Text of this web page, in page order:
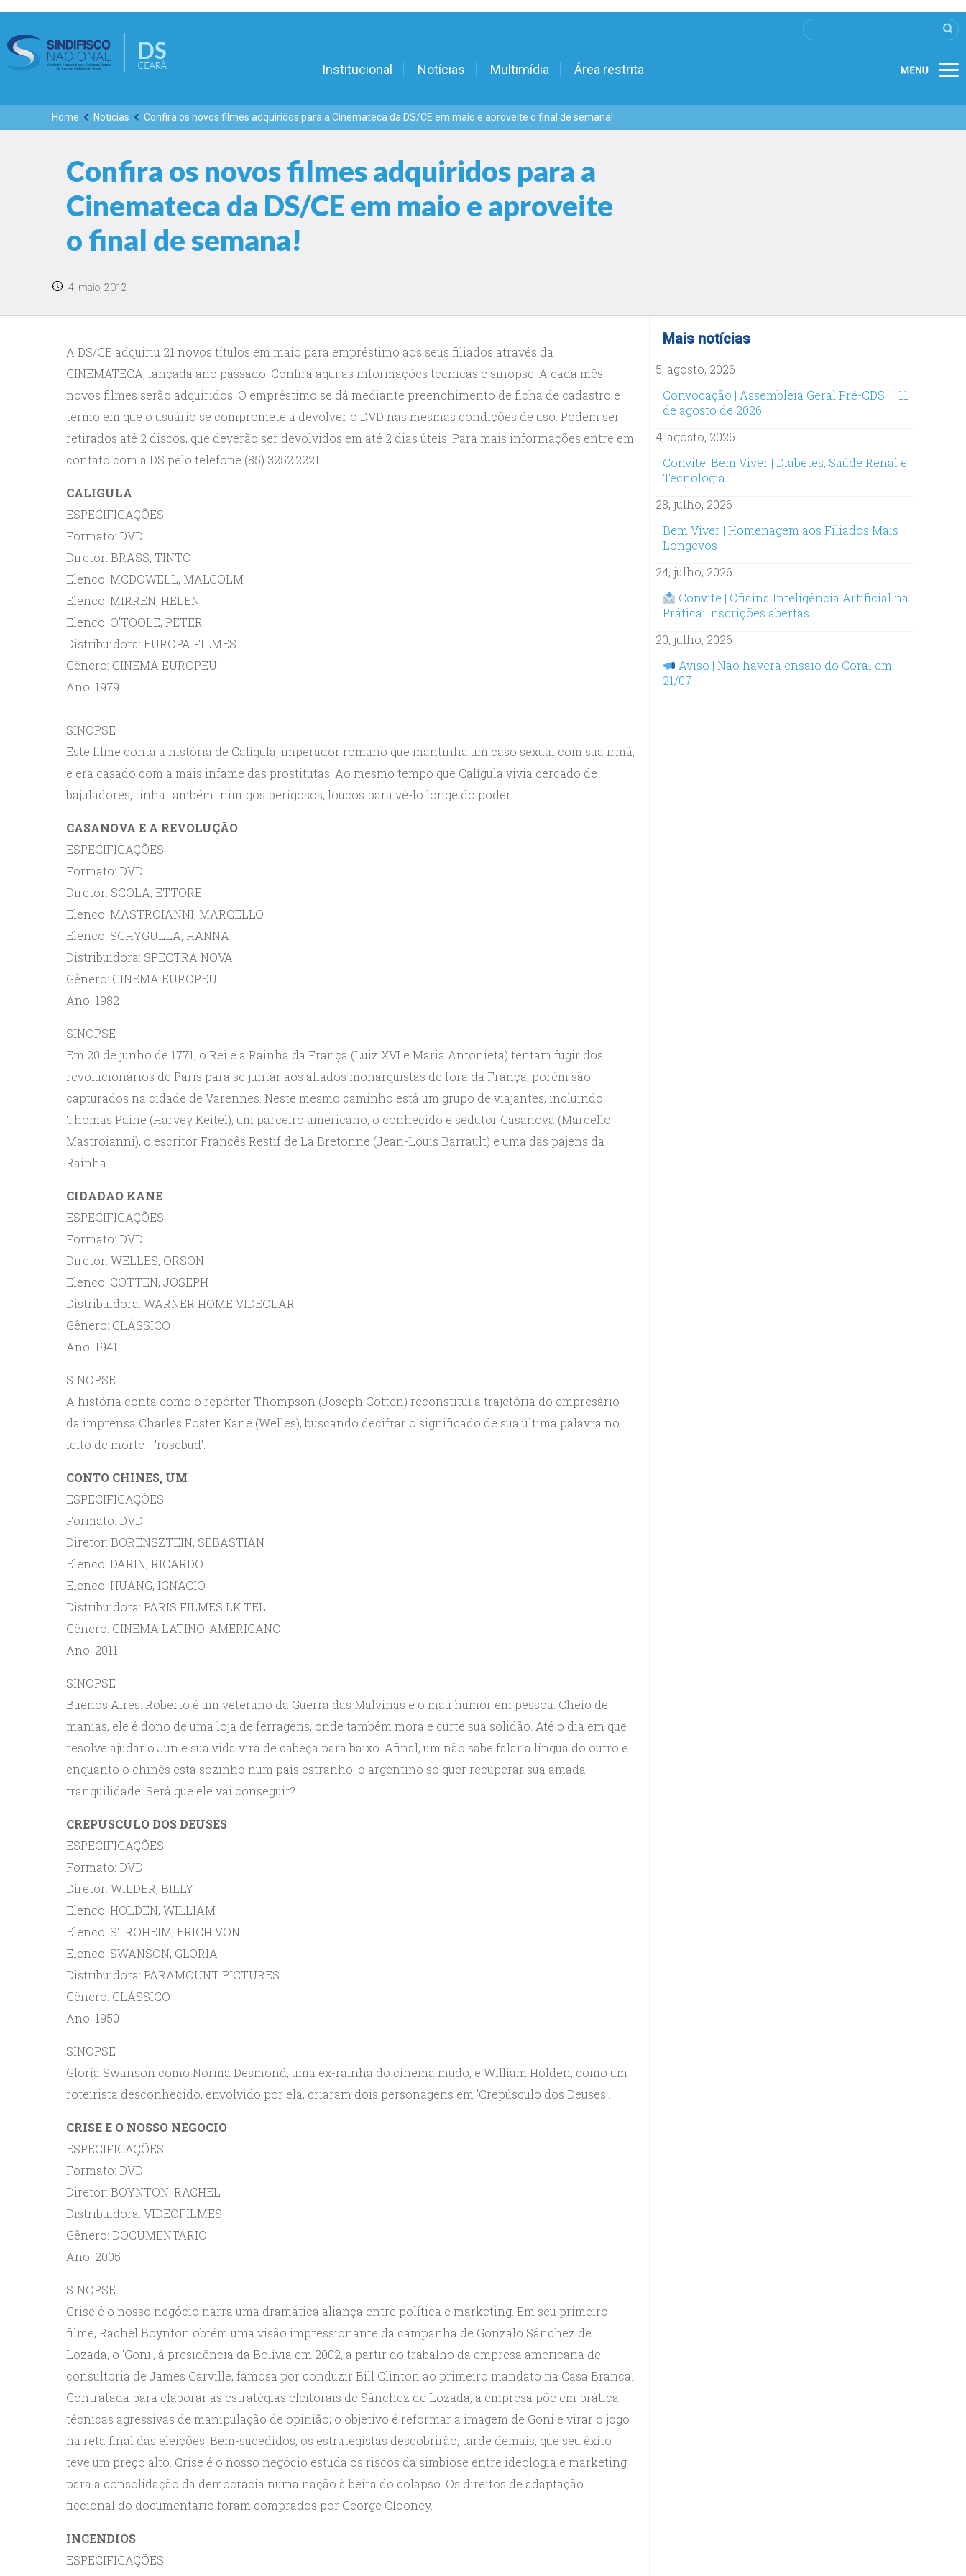
Institucional Notícias Multimídia Área restrita
Home Notícias Confira os novos filmes adquiridos para a Cinemateca da DS/CE em maio e aproveite o final de semana!
Confira os novos filmes adquiridos para a
Cinemateca da DS/CE em maio e aproveite
o final de semana!
4, maio, 2012
A DS/CE adquiriu 21 novos títulos em maio para empréstimo aos seus filiados através da
CINEMATECA, lançada ano passado. Confira aqui as informações técnicas e sinopse. A cada mês
novos filmes serão adquiridos. O empréstimo se dá mediante preenchimento de ficha de cadastro e
termo em que o usuário se compromete a devolver o DVD nas mesmas condições de uso. Podem ser
retirados até 2 discos, que deverão ser devolvidos em até 2 dias úteis. Para mais informações entre em
contato com a DS pelo telefone (85) 3252.2221.
CALIGULA
ESPECIFICAÇÕES
Formato: DVD
Diretor: BRASS, TINTO
Elenco: MCDOWELL, MALCOLM
Elenco: MIRREN, HELEN
Elenco: O'TOOLE, PETER
Distribuidora: EUROPA FILMES
Gênero: CINEMA EUROPEU
Ano: 1979
SINOPSE
Este filme conta a história de Calígula, imperador romano que mantinha um caso sexual com sua irmã,
e era casado com a mais infame das prostitutas. Ao mesmo tempo que Calígula vivia cercado de
bajuladores, tinha também inimigos perigosos, loucos para vê-lo longe do poder.
CASANOVA E A REVOLUÇÃO
ESPECIFICAÇÕES
Formato: DVD
Diretor: SCOLA, ETTORE
Elenco: MASTROIANNI, MARCELLO
Elenco: SCHYGULLA, HANNA
Distribuidora: SPECTRA NOVA
Gênero: CINEMA EUROPEU
Ano: 1982
SINOPSE
Em 20 de junho de 1771, o Rei e a Rainha da França (Luiz XVI e Maria Antonieta) tentam fugir dos
revolucionários de Paris para se juntar aos aliados monarquistas de fora da França; porém são
capturados na cidade de Varennes. Neste mesmo caminho está um grupo de viajantes, incluindo
Thomas Paine (Harvey Keitel), um parceiro americano, o conhecido e sedutor Casanova (Marcello
Mastroianni), o escritor Francês Restif de La Bretonne (Jean-Louis Barrault) e uma das pajens da
Rainha.
CIDADAO KANE
ESPECIFICAÇÕES
Formato: DVD
Diretor: WELLES, ORSON
Elenco: COTTEN, JOSEPH
Distribuidora: WARNER HOME VIDEOLAR
Gênero: CLÁSSICO
Ano: 1941
SINOPSE
A história conta como o repórter Thompson (Joseph Cotten) reconstitui a trajetória do empresário
da imprensa Charles Foster Kane (Welles), buscando decifrar o significado de sua última palavra no
leito de morte - 'rosebud'.
CONTO CHINES, UM
ESPECIFICAÇÕES
Formato: DVD
Diretor: BORENSZTEIN, SEBASTIAN
Elenco: DARIN, RICARDO
Elenco: HUANG, IGNACIO
Distribuidora: PARIS FILMES LK TEL
Gênero: CINEMA LATINO-AMERICANO
Ano: 2011
SINOPSE
Buenos Aires. Roberto é um veterano da Guerra das Malvinas e o mau humor em pessoa. Cheio de
manias, ele é dono de uma loja de ferragens, onde também mora e curte sua solidão. Até o dia em que
resolve ajudar o Jun e sua vida vira de cabeça para baixo. Afinal, um não sabe falar a língua do outro e
enquanto o chinês está sozinho num país estranho, o argentino só quer recuperar sua amada
tranquilidade. Será que ele vai conseguir?
CREPUSCULO DOS DEUSES
ESPECIFICAÇÕES
Formato: DVD
Diretor: WILDER, BILLY
Elenco: HOLDEN, WILLIAM
Elenco: STROHEIM, ERICH VON
Elenco: SWANSON, GLORIA
Distribuidora: PARAMOUNT PICTURES
Gênero: CLÁSSICO
Ano: 1950
SINOPSE
Gloria Swanson como Norma Desmond, uma ex-rainha do cinema mudo, e William Holden, como um
roteirista desconhecido, envolvido por ela, criaram dois personagens em 'Crepúsculo dos Deuses'.
CRISE E O NOSSO NEGOCIO
ESPECIFICAÇÕES
Formato: DVD
Diretor: BOYNTON, RACHEL
Distribuidora: VIDEOFILMES
Gênero: DOCUMENTÁRIO
Ano: 2005
SINOPSE
Crise é o nosso negócio narra uma dramática aliança entre política e marketing. Em seu primeiro
filme, Rachel Boynton obtém uma visão impressionante da campanha de Gonzalo Sánchez de
Lozada, o 'Goni', à presidência da Bolívia em 2002, a partir do trabalho da empresa americana de
consultoria de James Carville, famosa por conduzir Bill Clinton ao primeiro mandato na Casa Branca.
Contratada para elaborar as estratégias eleitorais de Sánchez de Lozada, a empresa põe em prática
técnicas agressivas de manipulação de opinião; o objetivo é reformar a imagem de Goni e virar o jogo
na reta final das eleições. Bem-sucedidos, os estrategistas descobrirão, tarde demais, que seu êxito
teve um preço alto. Crise é o nosso negócio estuda os riscos da simbiose entre ideologia e marketing
para a consolidação da democracia numa nação à beira do colapso. Os direitos de adaptação
ficcional do documentário foram comprados por George Clooney.
INCENDIOS
ESPECIFICAÇÕES
Mais notícias
5, agosto, 2026
Convocação | Assembleia Geral Pré-CDS – 11
de agosto de 2026
4, agosto, 2026
Convite: Bem Viver | Diabetes, Saúde Renal e
Tecnologia
28, julho, 2026
Bem Viver | Homenagem aos Filiados Mais
Longevos
24, julho, 2026
Convite | Oficina Inteligência Artificial na
Prática: Inscrições abertas
20, julho, 2026
Aviso | Não haverá ensaio do Coral em
21/07